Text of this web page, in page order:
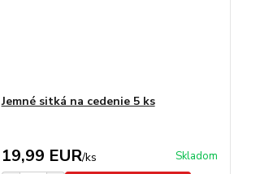
Jemné sitká na cedenie 5 ks
19,99 EUR/ks Skladom